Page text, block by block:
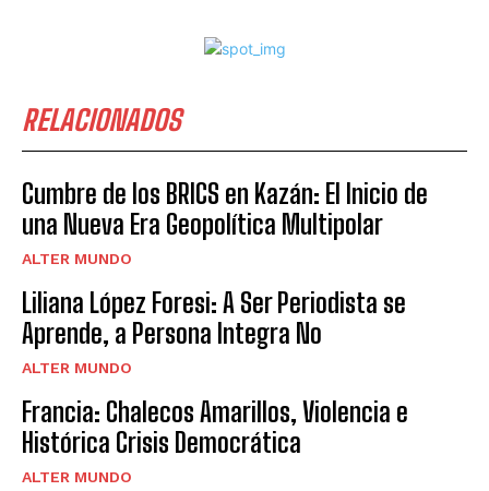
RELACIONADOS
Cumbre de los BRICS en Kazán: El Inicio de
una Nueva Era Geopolítica Multipolar
ALTER MUNDO
Liliana López Foresi: A Ser Periodista se
Aprende, a Persona Integra No
ALTER MUNDO
Francia: Chalecos Amarillos, Violencia e
Histórica Crisis Democrática
ALTER MUNDO